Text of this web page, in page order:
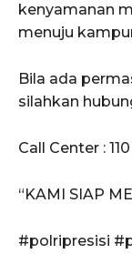
kenyamanan
menuju
Bila ada
silahkan
Call Center :
“KAMI SIAP
#polripresisi